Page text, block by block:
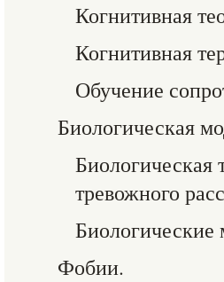
Когнитивная
Когнитивная
Обучение
Биологическая
Биологическая
тревожного
Биологические
Фобии.